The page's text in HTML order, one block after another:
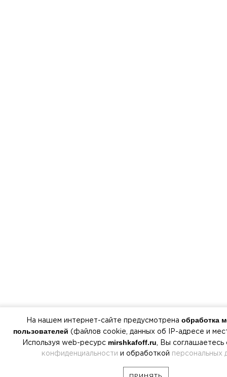
На нашем интернет-сайте предусмотрена обработка
пользователей (файлов cookie, данных об IP-адресе и
Используя web-ресурс mirshkafoff.ru , Вы соглашаетесь
конфиденциальности и обработкой персональных